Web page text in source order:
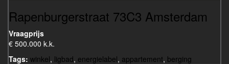
Rapenburgerstraat 73C3 Amsterdam
Vraagprijs
€ 500.000 k.k.
Tags: winkel, ligbad, energielabel, appartement, berging